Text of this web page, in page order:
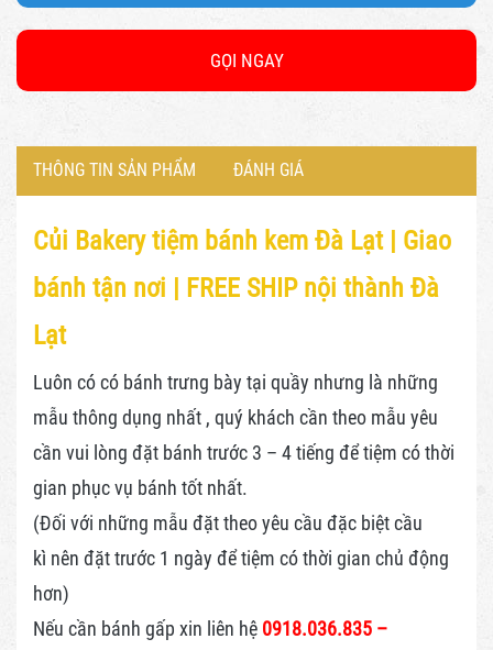
GỌI NGAY
THÔNG TIN SẢN PHẨM ĐÁNH GIÁ
Củi Bakery tiệm bánh kem Đà Lạt | Giao
bánh tận nơi | FREE SHIP nội thành Đà
Lạt
Luôn có có bánh trưng bày tại quầy nhưng là những
mẫu thông dụng nhất , quý khách cần theo mẫu yêu
cần vui lòng đặt bánh trước 3 – 4 tiếng để tiệm có thời
gian phục vụ bánh tốt nhất.
(Đối với những mẫu đặt theo yêu cầu đặc biệt cầu
kì nên đặt trước 1 ngày để tiệm có thời gian chủ động
hơn)
Nếu cần bánh gấp xin liên hệ 0918.036.835 –